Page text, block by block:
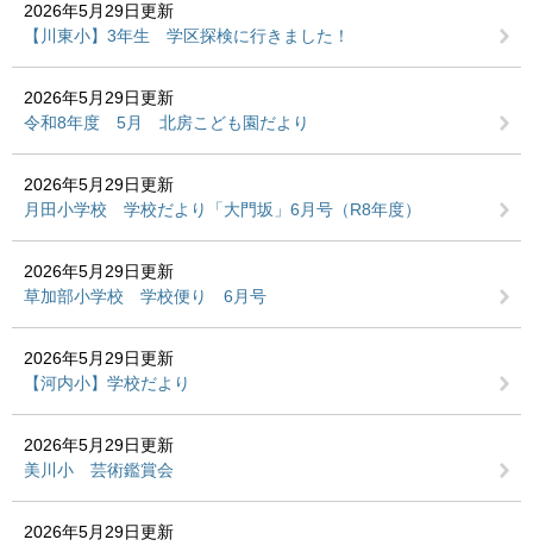
2026年5月29日更新
【川東小】3年生 学区探検に行きました！
2026年5月29日更新
令和8年度 5月 北房こども園だより
2026年5月29日更新
月田小学校 学校だより「大門坂」6月号（R8年度）
2026年5月29日更新
草加部小学校 学校便り 6月号
2026年5月29日更新
【河内小】学校だより
2026年5月29日更新
美川小 芸術鑑賞会
2026年5月29日更新